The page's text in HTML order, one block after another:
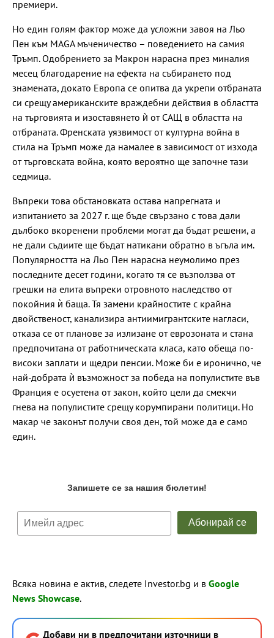
премиери.
Но един голям фактор може да усложни завоя на Льо
Пен към MAGA мъченичество – поведението на самия
Тръмп. Одобрението за Макрон нарасна през миналия
месец благодарение на ефекта на събирането под
знамената, докато Европа се опитва да укрепи отбраната
си срещу американските враждебни действия в областта
на търговията и изоставянето ѝ от САЩ в областта на
отбраната. Френската уязвимост от културна война в
стила на Тръмп може да намалее в зависимост от изхода
от търговската война, която вероятно ще започне тази
седмица.
Въпреки това обстановката остава напрегната и
изпитанието за 2027 г. ще бъде свързано с това дали
дълбоко вкоренени проблеми могат да бъдат решени, а
не дали съдиите ще бъдат натикани обратно в ъгъла им.
Популярността на Льо Пен нарасна неумолимо през
последните десет години, когато тя се възползва от
грешки на елита въпреки отровното наследство от
покойния ѝ баща. Тя замени крайностите с крайна
двойственост, канализира антиимигрантските нагласи,
отказа се от планове за излизане от еврозоната и стана
предпочитана от работническата класа, като обеща по-
високи заплати и щедри пенсии. Може би е иронично, че
най-добрата ѝ възможност за победа на популистите във
Франция е осуетена от закон, който цели да смекчи
гнева на популистите срещу корумпирани политици. Но
макар че законът получи своя ден, той може да е само
един.
Всяка новина е актив, следете Investor.bg и в Google
News Showcase.
Добави ни в предпочитани източници в